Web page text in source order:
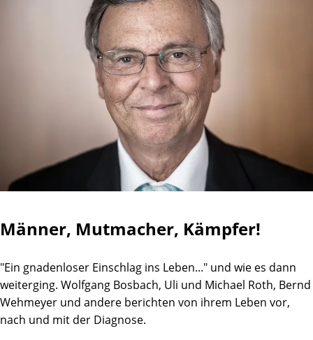
Männer, Mutmacher, Kämpfer!
"Ein gnadenloser Einschlag ins Leben..." und wie es dann
weiterging. Wolfgang Bosbach, Uli und Michael Roth, Bernd
Wehmeyer und andere berichten von ihrem Leben vor,
nach und mit der Diagnose.